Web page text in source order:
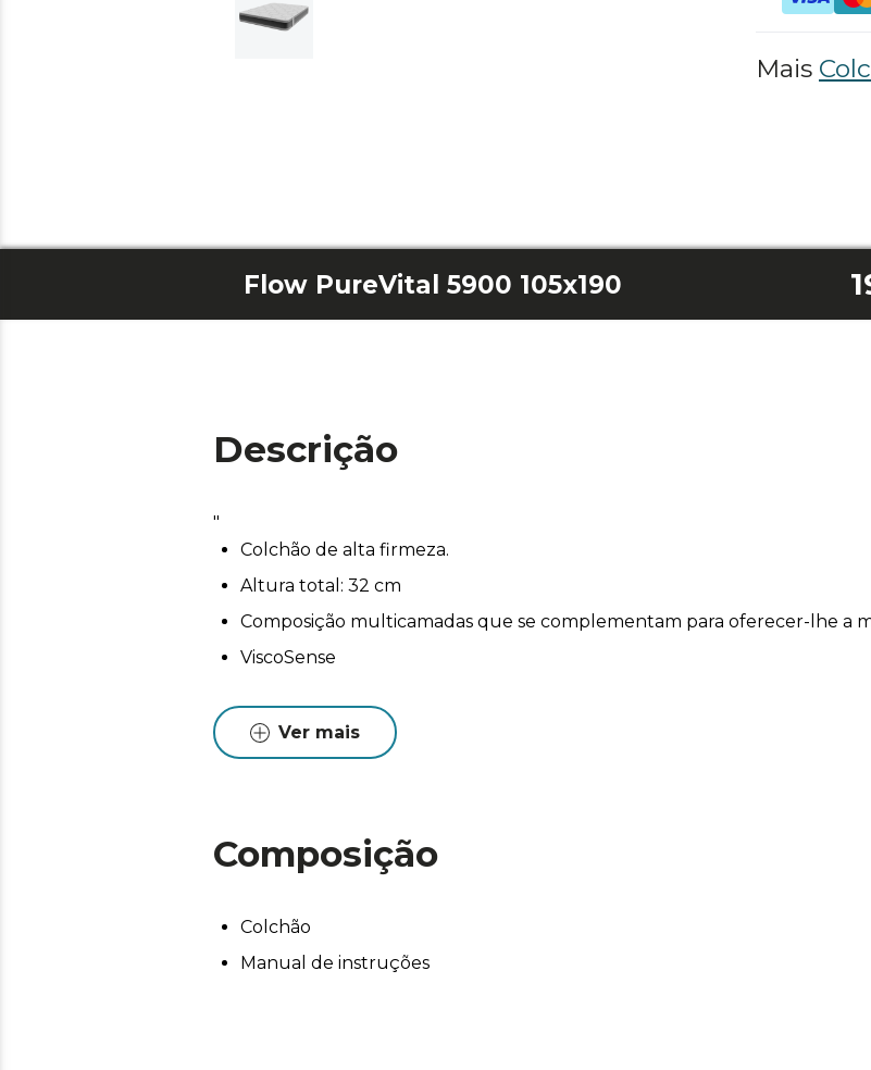
Mais
Flow PureVital 5900 105x190
Descrição
"
Colchão de alta firmeza.
Altura total: 32 cm
Composição multicamadas que se complementam para oferecer-lhe a
ViscoSense
Ver mais
Composição
Colchão
Manual de instruções